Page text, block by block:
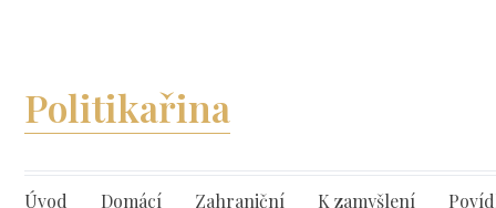
Politikařina
Úvod Domácí Zahraniční K zamyšlení